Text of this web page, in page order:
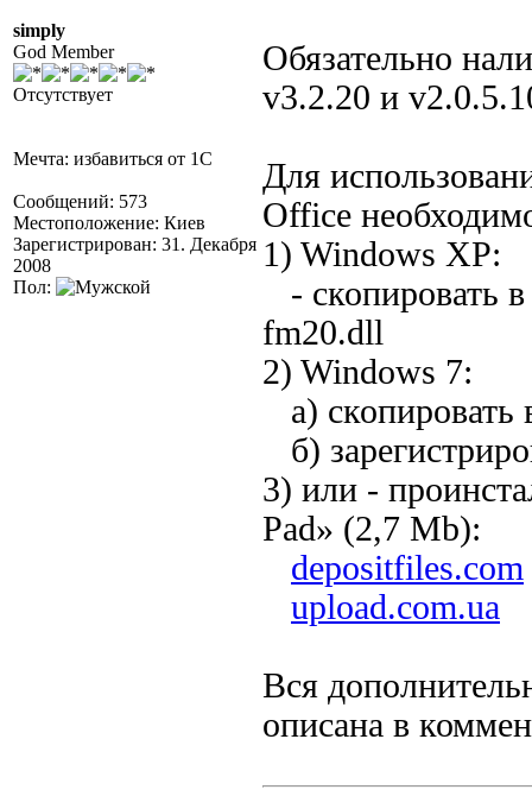
simply
God Member
Отсутствует
Мечта: избавиться от 1С
Сообщений: 573
Местоположение: Киев
Зарегистрирован: 31. Декабря
2008
Пол:
Обязательно
v3.2.20 и
Для
Office
1) Windows XP:
- скопировать в
fm20.dll
2) Windows 7:
а)
б)
3) или -
Pad» (2,7 Mb):
depositfiles.com
upload.com.ua
Вся
описана в